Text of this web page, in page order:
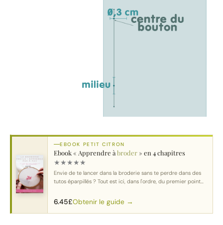
EBOOK PETIT CITRON
Ebook « Apprendre àbroder» en 4 chapitres
★★★★★
Envie de te lancer dans la broderie sans te perdre dans des
tutos éparpillés ? Tout est ici, dans l'ordre, du premier point
6.45£Obtenir le guide →